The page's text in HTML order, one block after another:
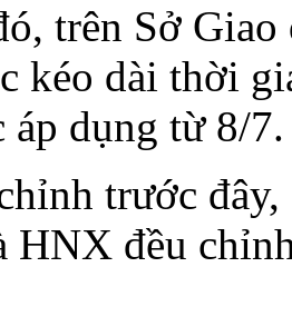
trên Sở
kéo dài thời
áp dụng từ 8/7.
trước
HNX đều